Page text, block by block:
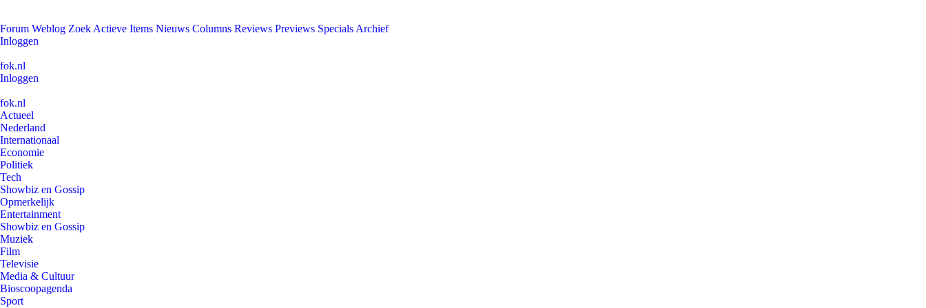
Forum Weblog Zoek Actieve Items Nieuws Columns Reviews Previews Specials Archief
Inloggen
fok.nl
Inloggen
fok.nl
Actueel
Nederland
Internationaal
Economie
Politiek
Tech
Showbiz en Gossip
Opmerkelijk
Entertainment
Showbiz en Gossip
Muziek
Film
Televisie
Media & Cultuur
Bioscoopagenda
Sport